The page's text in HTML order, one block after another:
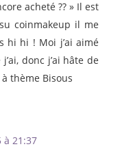
acheté ?? » Il est
coinmakeup il me
hi hi ! Moi j’ai aimé
donc j’ai hâte de
thème Bisous
à 21:37